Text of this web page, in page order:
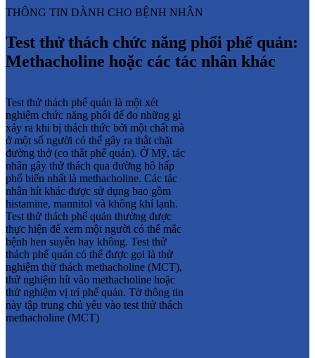
THÔNG TIN DÀNH CHO BỆNH NHÂN
Test thử thách chức năng phổi phế quản:
Methacholine hoặc các tác nhân khác
Test thử thách phế quản là một xét
nghiệm chức năng phổi để đo những gì
xảy ra khi bị thách thức bởi một chất mà
ở một số người có thể gây ra thắt chặt
đường thở (co thắt phế quản). Ở Mỹ, tác
nhân gây thử thách qua đường hô hấp
phổ biến nhất là methacholine. Các tác
nhân hít khác được sử dụng bao gồm
histamine, mannitol và không khí lạnh.
Test thử thách phế quản thường được
thực hiện để xem một người có thể mắc
bệnh hen suyễn hay không. Test thử
thách phế quản có thể được gọi là thử
nghiệm thử thách methacholine (MCT),
thử nghiệm hít vào methacholine hoặc
thử nghiệm vị trí phế quản. Tờ thông tin
này tập trung chủ yếu vào test thử thách
methacholine (MCT)